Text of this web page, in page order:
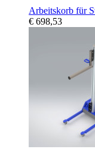
Arbeitskorb für
€ 698,53